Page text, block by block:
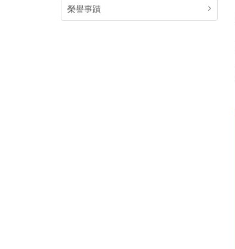
榮譽事蹟